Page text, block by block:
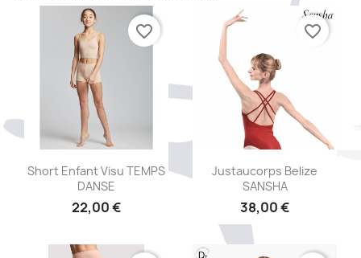
Aperçu rapide
Short Enfant Visu TEMPS
DANSE
22,00 €
favorite_border
Aperçu rapide
Justaucorps Belize
SANSHA
38,00 €
favorite_border